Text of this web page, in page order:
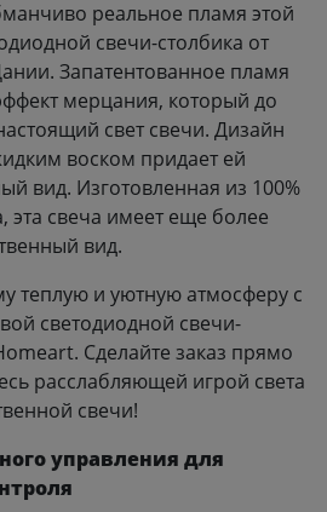
реальное пламя этой
свечи-столбика от
Запатентованное пламя
мерцания, который до
свет свечи. Дизайн
воском придает ей
вид. Изготовленная из 100%
эта свеча имеет еще более
вид.
теплую и уютную атмосферу с
светодиодной свечи-
Сделайте заказ прямо
расслабляющей игрой света
свечи!
управления для